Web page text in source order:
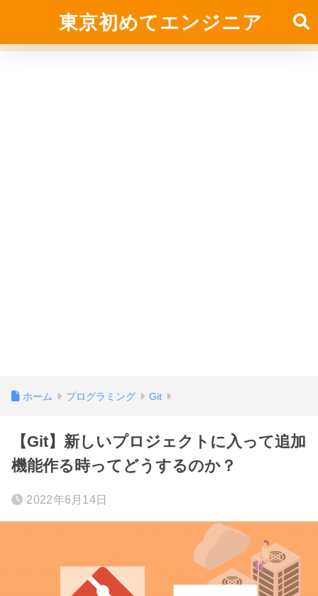
東京初めてエンジニア
ホーム プログラミング Git
【Git】新しいプロジェクトに入って追加
機能作る時ってどうするのか？
2022年6月14日